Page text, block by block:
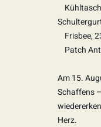
Frisbee,
Patch
Am 15.
Schaffens
Herz.